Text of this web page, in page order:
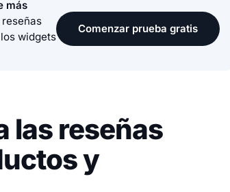
más
widgets
Comenzar prueba gratis
las reseñas
y